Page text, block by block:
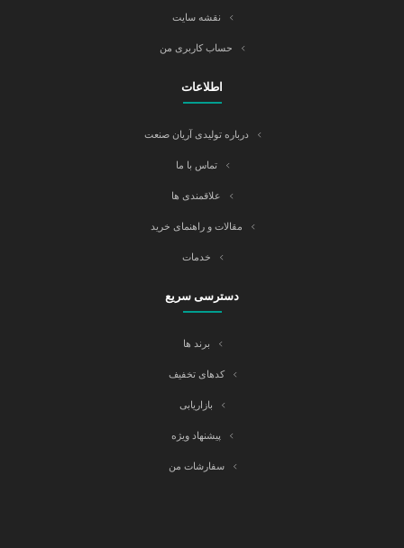
نقشه سایت
حساب کاربری من
اطلاعات
درباره تولیدی آریان صنعت
تماس با ما
علاقمندی ها
مقالات و راهنمای خرید
خدمات
دسترسی سریع
برند ها
کدهای تخفیف
بازاریابی
پیشنهاد ویژه
سفارشات من